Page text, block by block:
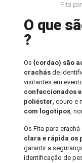
Fita
O que
?
Os {cordao) são
crachás de
visitantes em
confeccionados
poliéster, couro e
com logotipos,
Os Fita para crachá
clara e rápida os
garantir a
identificação de